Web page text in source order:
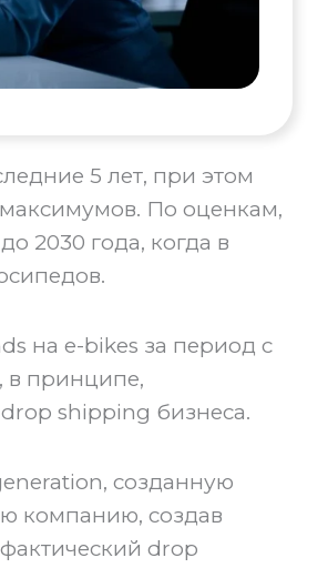
5 лет, при этом
По оценкам,
2030 года, когда в
на e-bikes за период с
в принципе,
shipping бизнеса.
созданную
компанию, создав
drop